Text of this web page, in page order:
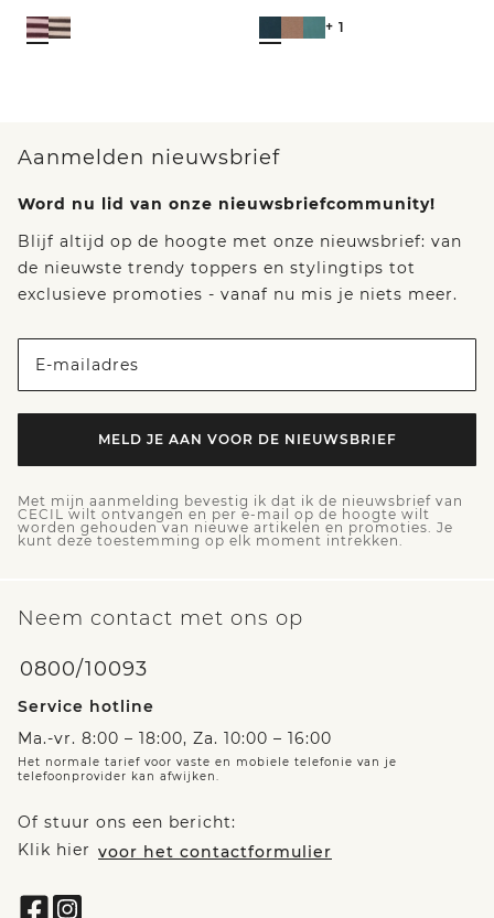
+ 1
Aanmelden nieuwsbrief
Word nu lid van onze nieuwsbriefcommunity!
Blijf altijd op de hoogte met onze nieuwsbrief: van
de nieuwste trendy toppers en stylingtips tot
exclusieve promoties - vanaf nu mis je niets meer.
E-mailadres
MELD JE AAN VOOR DE NIEUWSBRIEF
Met mijn aanmelding bevestig ik dat ik de nieuwsbrief van
CECIL wilt ontvangen en per e-mail op de hoogte wilt
worden gehouden van nieuwe artikelen en promoties. Je
kunt deze toestemming op elk moment intrekken.
Neem contact met ons op
0800/10093
Service hotline
Ma.-vr. 8:00 – 18:00, Za. 10:00 – 16:00
Het normale tarief voor vaste en mobiele telefonie van je
telefoonprovider kan afwijken.
Of stuur ons een bericht:
Klik hier voor het contactformulier